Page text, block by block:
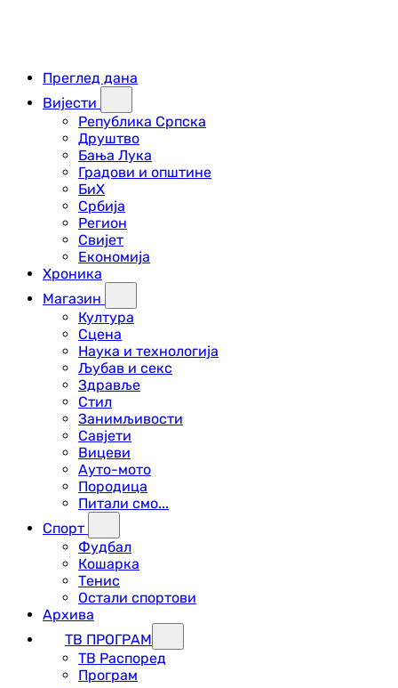
Преглед дана
Вијести
Република Српска
Друштво
Бања Лука
Градови и општине
БиХ
Србија
Регион
Свијет
Економија
Хроника
Магазин
Култура
Сцена
Наука и технологија
Љубав и секс
Здравље
Стил
Занимљивости
Савјети
Вицеви
Ауто-мото
Породица
Питали смо...
Спорт
Фудбал
Кошарка
Тенис
Остали спортови
Архива
ТВ ПРОГРАМ
ТВ Распоред
Програм